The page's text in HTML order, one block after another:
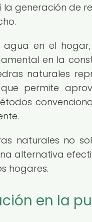
generación de
en el
en la
naturales
permite
naturales no
alternativa
hogares.
en la